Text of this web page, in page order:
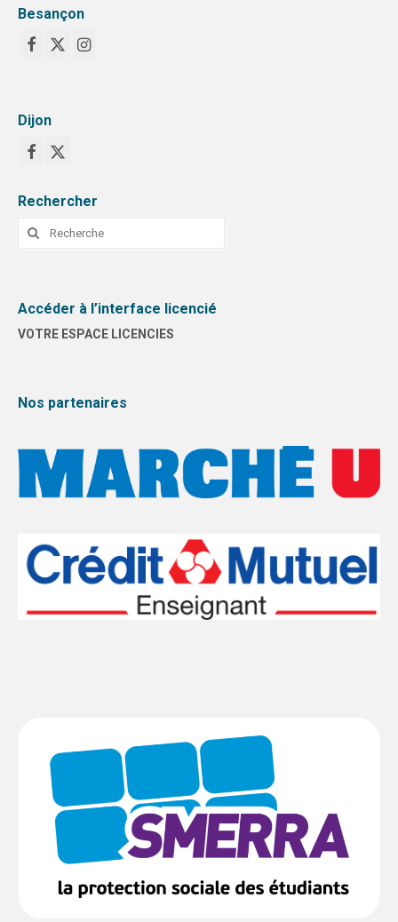
Besançon
Dijon
Rechercher
Rechercher
Accéder à l’interface licencié
VOTRE ESPACE LICENCIES
Nos partenaires